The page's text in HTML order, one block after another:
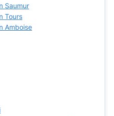
Saumur
Tours
Amboise